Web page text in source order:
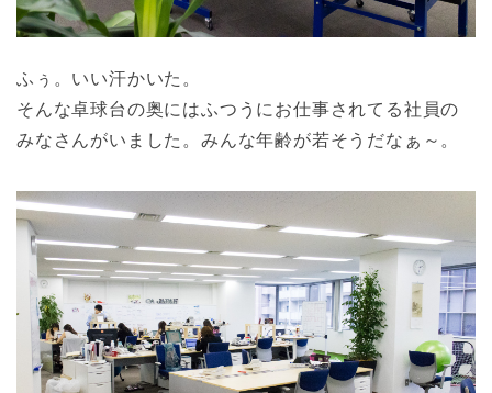
ふぅ。いい汗かいた。
そんな卓球台の奥にはふつうにお仕事されてる社員の
みなさんがいました。みんな年齢が若そうだなぁ～。